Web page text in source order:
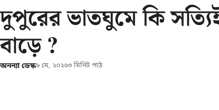
দুপুরের ভাতঘুমে কি
বাড়ে ?
অনন্যা ডেস্ক৬ মে, ২০২৬৩ মিনিট পাঠ